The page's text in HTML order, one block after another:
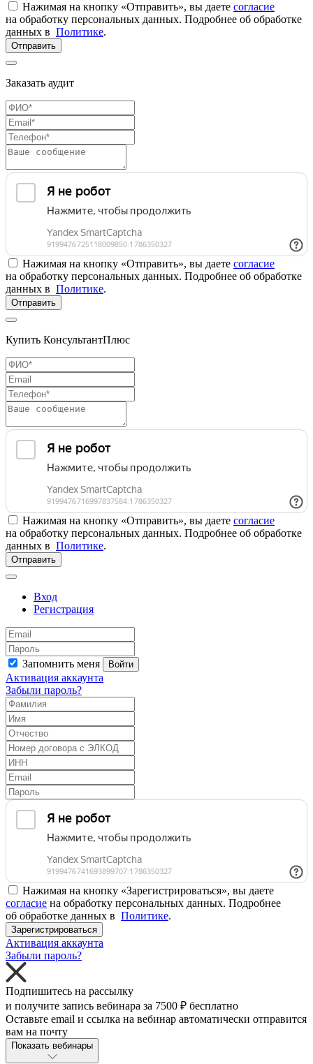
Нажимая на кнопку «Отправить», вы даете согласие
на обработку персональных данных. Подробнее об обработке
данных в Политике.
Отправить
Заказать аудит
Нажимая на кнопку «Отправить», вы даете согласие
на обработку персональных данных. Подробнее об обработке
данных в Политике.
Отправить
Купить КонсультантПлюс
Нажимая на кнопку «Отправить», вы даете согласие
на обработку персональных данных. Подробнее об обработке
данных в Политике.
Отправить
Вход
Регистрация
Запомнить меня Войти
Активация аккаунта
Забыли пароль?
Нажимая на кнопку «Зарегистрироваться», вы даете
согласие на обработку персональных данных. Подробнее
об обработке данных в Политике.
Зарегистрироваться
Активация аккаунта
Забыли пароль?
Подпишитесь на рассылку
и получите запись вебинара за 7500 ₽ бесплатно
Оставьте email и ссылка на вебинар автоматически отправится
вам на почту
Показать вебинары